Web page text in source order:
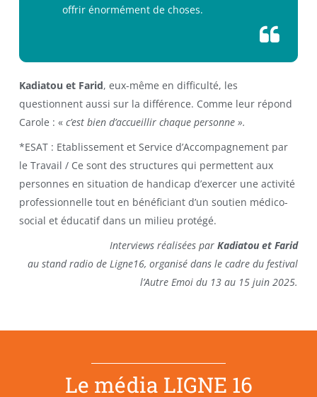
offrir énormément de choses.
Kadiatou et Farid, eux-même en difficulté, les
questionnent aussi sur la différence. Comme leur répond
Carole : « c’est bien d’accueillir chaque personne ».
*ESAT : Etablissement et Service d’Accompagnement par
le Travail / Ce sont des structures qui permettent aux
personnes en situation de handicap d’exercer une activité
professionnelle tout en bénéficiant d’un soutien médico-
social et éducatif dans un milieu protégé.
Interviews réalisées parKadiatou et Farid
au stand radio de Ligne16, organisé dans le cadre du festival
l’Autre Emoi du 13 au 15 juin 2025.
Le média LIGNE 16